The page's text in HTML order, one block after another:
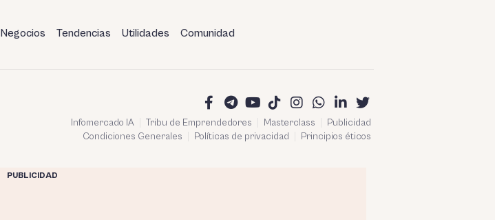
Negocios Tendencias Utilidades Comunidad
Infomercado IA Tribu de Emprendedores Masterclass
Publicidad
Condiciones Generales
Políticas de privacidad Principios éticos
PUBLICIDAD